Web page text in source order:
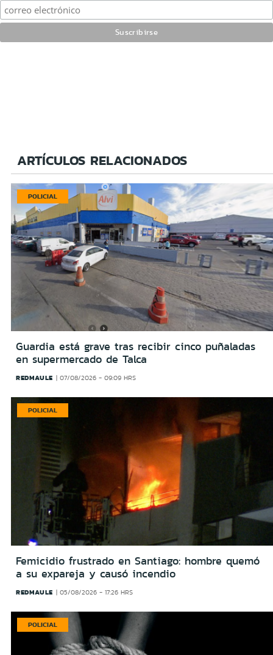
ARTÍCULOS RELACIONADOS
POLICIAL
Guardia está grave tras recibir cinco puñaladas
en supermercado de Talca
REDMAULE 07/08/2026 - 09:09 HRS
POLICIAL
Femicidio frustrado en Santiago: hombre quemó
a su expareja y causó incendio
REDMAULE 05/08/2026 - 17:26 HRS
POLICIAL